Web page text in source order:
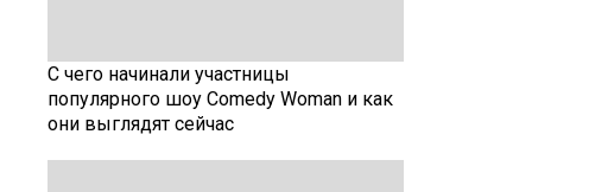
С чего начинали участницы
популярного шоу Comedy Woman и как
они выглядят сейчас